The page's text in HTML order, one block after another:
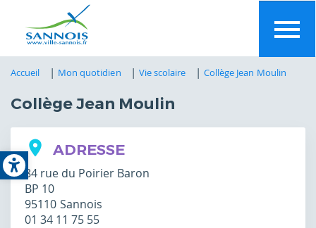
Open toolbar
Accueil Mon quotidien Vie scolaire Collège Jean Moulin
Collège Jean Moulin
ADRESSE
84 rue du Poirier Baron
BP 10
95110 Sannois
01 34 11 75 55